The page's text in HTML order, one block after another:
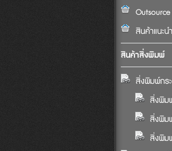
สินค้าแนะนำ
สินค้าสิ่งพิมพ์
สิ่งพิมพ์กร
สิ่งพิม
สิ่งพิม
สิ่งพิม